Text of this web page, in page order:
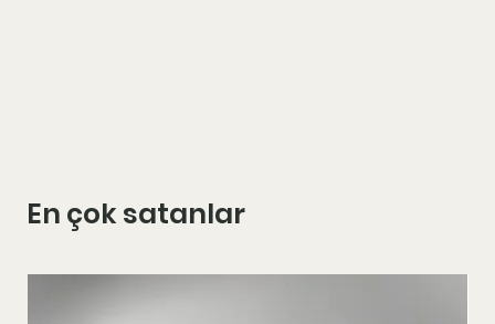
En çok satanlar